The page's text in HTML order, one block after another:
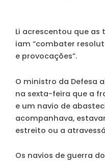
Li acrescentou que as
iam “combater
e provocações”.
O ministro da Defesa
na sexta-feira que a
e um navio de
acompanhava,
estreito ou a
Os navios de guerra